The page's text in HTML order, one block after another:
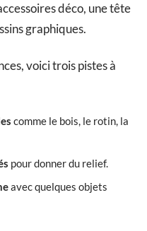
déco, une tête
graphiques.
voici trois pistes à
comme le bois, le rotin, la
pour donner du relief.
avec quelques objets